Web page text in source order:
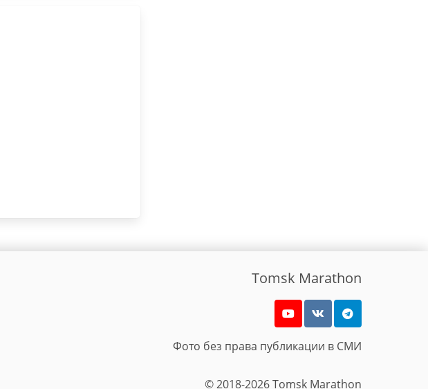
Tomsk Marathon
Фото без права публикации в СМИ
© 2018-2026 Tomsk Marathon